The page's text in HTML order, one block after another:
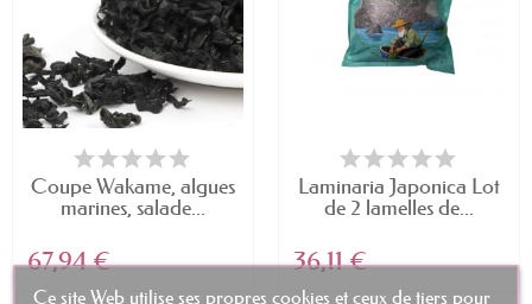
Coupe Wakame, algues
marines, salade...
67,94 €
Laminaria Japonica Lot
de 2 lamelles de...
36,11 €
Ce site Web utilise ses propres cookies et ceux de tiers pour